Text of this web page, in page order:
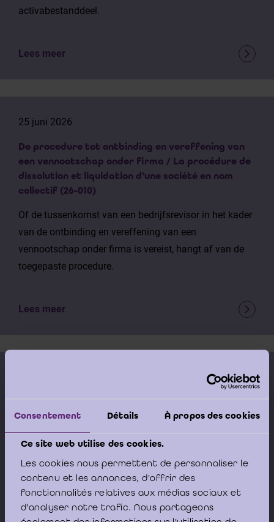
Consentement Détails À propos des cookies
Ce site web utilise des cookies.
Les cookies nous permettent de personnaliser le
contenu et les annonces, d'offrir des
fonctionnalités relatives aux médias sociaux et
d'analyser notre trafic. Nous partageons
activabestanddeel.
Lees meer
25 juni 2026
De procedure tot ontbinding en vereffening van
een vennootschap onder firma / La procédure de
dissolution et liquidation d’une société en nom
collectif (26-010)
Of de tussenkomst van een bedrijfsrevisor in het kader
van de ontbinding en vereffening van een
vennootschap onder firma is vereist, hangt af van de
toegepaste procedure.
Lees meer
fusie gelijkgestelde verrichting (zusterfusie) /
Traitement comptable d’une opération assimilée à
une fusion (fusion entre sociétés sœurs) (26-001)
Het advies heeft betrekking op de boekhoudkundige
verwerking van een zusterfusie en herinnert eraan dat
een inbreng in natura niet vereist is in het kader van